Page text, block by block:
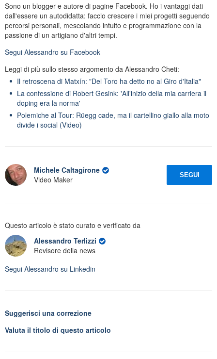
Sono un blogger e autore di pagine Facebook. Ho i vantaggi dati
dall'essere un autodidatta: faccio crescere i miei progetti seguendo
percorsi personali, mescolando intuito e programmazione con la
passione di un artigiano d'altri tempi.
Segui Alessandro su Facebook
Leggi di più sullo stesso argomento da Alessandro Cheti:
Il retroscena di Matxín: "Del Toro ha detto no al Giro d'Italia"
La confessione di Robert Gesink: 'All'inizio della mia carriera il
doping era la norma'
Polemiche al Tour: Rüegg cade, ma il cartellino giallo alla moto
divide i social (Video)
Michele Caltagirone
Video Maker
SEGUI
Questo articolo è stato curato e verificato da
Alessandro Terlizzi
Revisore della news
Segui Alessandro su Linkedin
Suggerisci una correzione
Valuta il titolo di questo articolo